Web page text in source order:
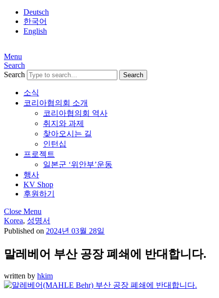
Deutsch
한국어
English
Menu
Search
Search
소식
코리아협의회 소개
코리아협의회 역사
취지와 과제
찾아오시는 길
인턴십
프로젝트
일본군 ‘위안부’운동
행사
KV Shop
후원하기
Close Menu
Korea, 성명서
Published on 2024년 03월 28일
말레베어 부산 공장 폐쇄에 반대합니다.
written by hkim